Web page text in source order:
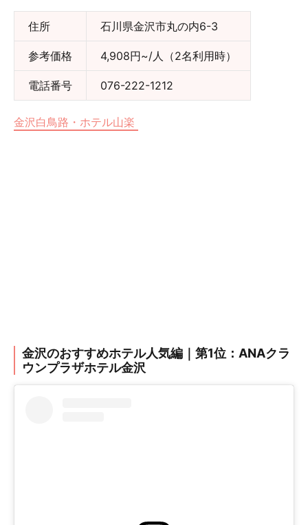
住所 石川県金沢市丸の内6-3
参考価格 4,908円~/人（2名利用時）
電話番号 076-222-1212
金沢白鳥路・ホテル山楽
金沢のおすすめホテル人気編｜第1位：ANAクラ
ウンプラザホテル金沢